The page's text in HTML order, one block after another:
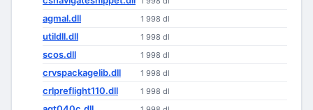
agmal.dll 1 998 dl
utildll.dll 1 998 dl
scos.dll 1 998 dl
crvspackagelib.dll 1 998 dl
crlpreflight110.dll 1 998 dl